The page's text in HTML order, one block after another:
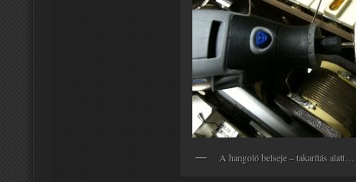
A hangoló belseje – takarítás alatt…